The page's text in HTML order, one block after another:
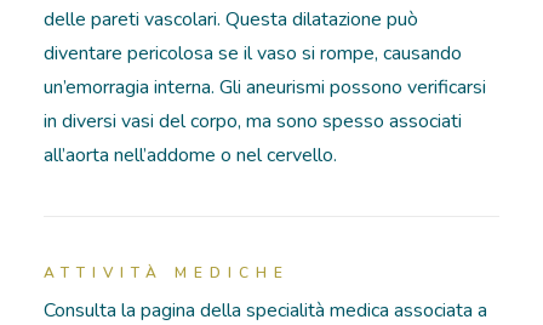
I NOSTRI MEDICI
DIAGNOSI E CURA
RICOVERI
NEWS
delle pareti vascolari. Questa dilatazione può
diventare pericolosa se il vaso si rompe, causando
un’emorragia interna. Gli aneurismi possono verificarsi
in diversi vasi del corpo, ma sono spesso associati
all’aorta nell’addome o nel cervello.
ATTIVITÀ MEDICHE
Consulta la pagina della specialità medica associata a